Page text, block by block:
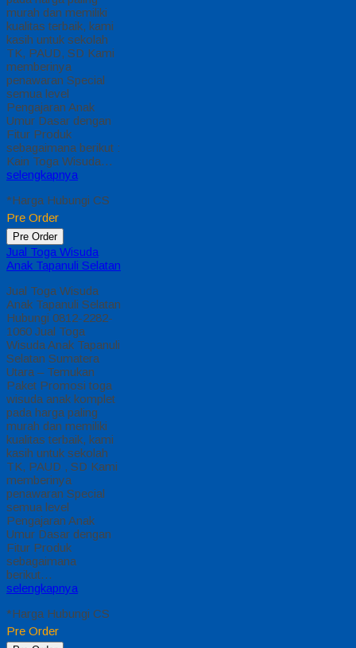
Jual Toga Wisuda
Anak Tasikmalaya
Hubungi 0812-2282-
1060 Jual Toga
Wisuda Anak
Tasikmalaya Jawa
Barat – Temukan
Paket Promosi toga
wisuda anak komplet
pada harga paling
murah dan memiliki
kualitas terbaik, kami
kasih untuk sekolah
memberinya
penawaran Special
semua level
Pengajaran Anak
Umur Dasar dengan
Fitur Produk
Kain…selengkapnya
*Harga Hubungi CS
Pre Order
Pre Order
Jual Toga Wisuda
Anak Belu
Jual Toga Wisuda
Anak Belu Hubungi
0812-2282-1060 Jual
Toga Wisuda Anak
Belu NTT – Temukan
Paket Promosi toga
wisuda anak komplet
pada harga paling
murah dan memiliki
kualitas terbaik, kami
kasih untuk sekolah
TK, PAUD, SD Kami
memberinya
penawaran Special
Pengajaran Anak
Umur Dasar dengan
Fitur Produk